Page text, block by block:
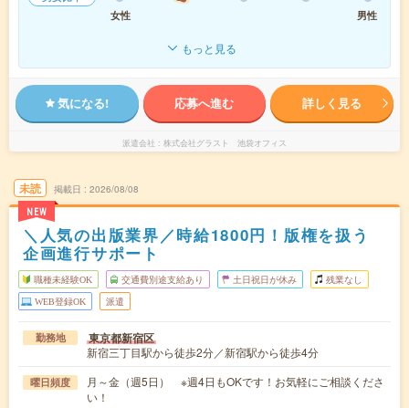
女性
男性
もっと見る
気になる! 応募へ進む 詳しく見る
派遣会社 株式会社グラスト 池袋オフィス
未読
NEW
掲載日 2026/08/08
＼人気の出版業界／時給1800円！版権を扱う
企画進行サポート
職種未経験OK 交通費別途支給あり 土日祝日が休み 残業なし
WEB登録OK 派遣
勤務地 東京都新宿区
新宿三丁目駅から徒歩2分／新宿駅から徒歩4分
曜日頻度
月～金（週5日） ※週4日もOKです！お気軽にご相談くださ
い！